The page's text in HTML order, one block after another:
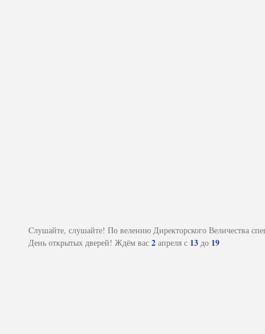
Cлушайте, слушайте! По велению Директорского Величества
День открытых дверей! Ждём вас 2 апреля с 13 до 19